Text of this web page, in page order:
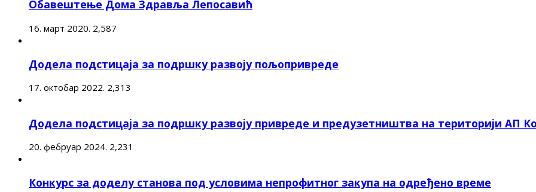
Обавештење Дома Здравља Лепосавић
16. март 2020. 2,587
Додела подстицаја за подршку развоју пољопривреде
17. октобар 2022. 2,313
Додела подстицаја за подршку развоју привреде и предузетништва на територији АП
20. фебруар 2024. 2,231
Конкурс за доделу станова под условима непрофитног закупа на одређено време